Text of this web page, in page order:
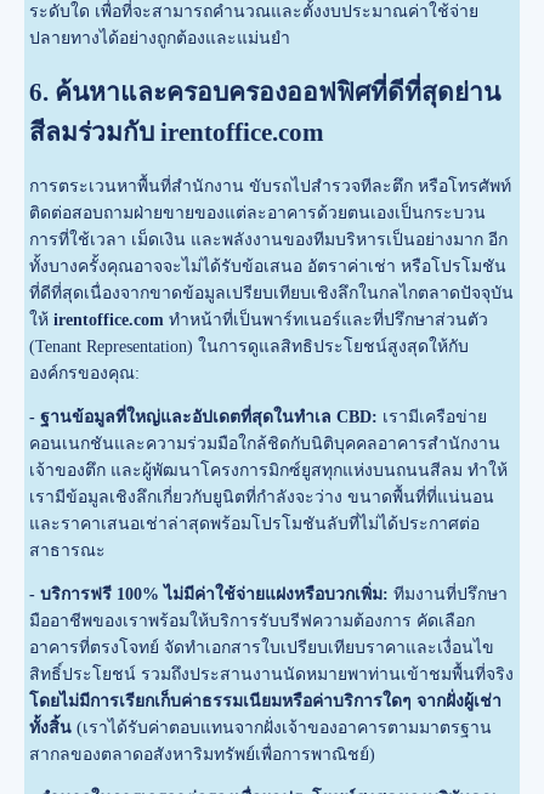
ระดับใด เพื่อที่จะสามารถคำนวณและตั้งงบประมาณค่าใช้จ่าย
ปลายทางได้อย่างถูกต้องและแม่นยำ
6. ค้นหาและครอบครองออฟฟิศที่ดีที่สุดย่าน
สีลมร่วมกับ irentoffice.com
การตระเวนหาพื้นที่สำนักงาน ขับรถไปสำรวจทีละตึก หรือโทรศัพท์
ติดต่อสอบถามฝ่ายขายของแต่ละอาคารด้วยตนเองเป็นกระบวน
การที่ใช้เวลา เม็ดเงิน และพลังงานของทีมบริหารเป็นอย่างมาก อีก
ทั้งบางครั้งคุณอาจจะไม่ได้รับข้อเสนอ อัตราค่าเช่า หรือโปรโมชัน
ที่ดีที่สุดเนื่องจากขาดข้อมูลเปรียบเทียบเชิงลึกในกลไกตลาดปัจจุบัน
ให้irentoffice.com ทำหน้าที่เป็นพาร์ทเนอร์และที่ปรึกษาส่วนตัว
(Tenant Representation) ในการดูแลสิทธิประโยชน์สูงสุดให้กับ
องค์กรของคุณ:
- ฐานข้อมูลที่ใหญ่และอัปเดตที่สุดในทำเล CBD: เรามีเครือข่าย
คอนเนกชันและความร่วมมือใกล้ชิดกับนิติบุคคลอาคารสำนักงาน
เจ้าของตึก และผู้พัฒนาโครงการมิกซ์ยูสทุกแห่งบนถนนสีลม ทำให้
เรามีข้อมูลเชิงลึกเกี่ยวกับยูนิตที่กำลังจะว่าง ขนาดพื้นที่ที่แน่นอน
และราคาเสนอเช่าล่าสุดพร้อมโปรโมชันลับที่ไม่ได้ประกาศต่อ
สาธารณะ
- บริการฟรี 100% ไม่มีค่าใช้จ่ายแฝงหรือบวกเพิ่ม: ทีมงานที่ปรึกษา
มืออาชีพของเราพร้อมให้บริการรับบรีฟความต้องการ คัดเลือก
อาคารที่ตรงโจทย์ จัดทำเอกสารใบเปรียบเทียบราคาและเงื่อนไข
สิทธิ์ประโยชน์ รวมถึงประสานงานนัดหมายพาท่านเข้าชมพื้นที่จริง
โดยไม่มีการเรียกเก็บค่าธรรมเนียมหรือค่าบริการใดๆ จากฝั่งผู้เช่า
ทั้งสิ้น (เราได้รับค่าตอบแทนจากฝั่งเจ้าของอาคารตามมาตรฐาน
สากลของตลาดอสังหาริมทรัพย์เพื่อการพาณิชย์)